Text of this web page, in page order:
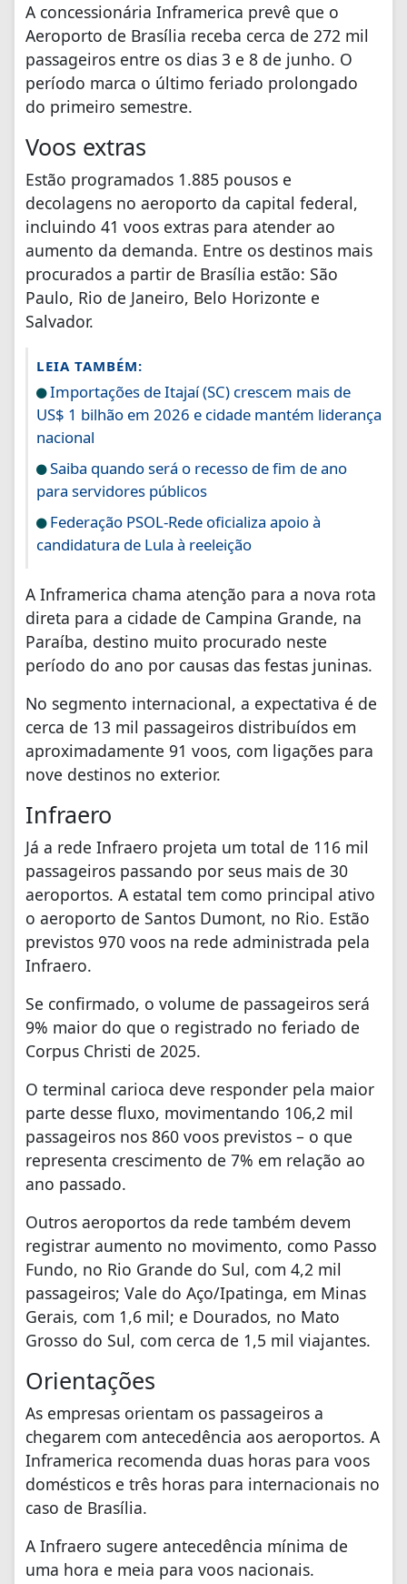
A concessionária Inframerica prevê que o
Aeroporto de Brasília receba cerca de 272 mil
passageiros entre os dias 3 e 8 de junho. O
período marca o último feriado prolongado
do primeiro semestre.
Voos extras
Estão programados 1.885 pousos e
decolagens no aeroporto da capital federal,
incluindo 41 voos extras para atender ao
aumento da demanda. Entre os destinos mais
procurados a partir de Brasília estão: São
Paulo, Rio de Janeiro, Belo Horizonte e
Salvador.
LEIA TAMBÉM:
Importações de Itajaí (SC) crescem mais de
US$ 1 bilhão em 2026 e cidade mantém liderança
nacional
Saiba quando será o recesso de fim de ano
para servidores públicos
Federação PSOL-Rede oficializa apoio à
candidatura de Lula à reeleição
A Inframerica chama atenção para a nova rota
direta para a cidade de Campina Grande, na
Paraíba, destino muito procurado neste
período do ano por causas das festas juninas.
No segmento internacional, a expectativa é de
cerca de 13 mil passageiros distribuídos em
aproximadamente 91 voos, com ligações para
nove destinos no exterior.
Infraero
Já a rede Infraero projeta um total de 116 mil
passageiros passando por seus mais de 30
aeroportos. A estatal tem como principal ativo
o aeroporto de Santos Dumont, no Rio. Estão
previstos 970 voos na rede administrada pela
Infraero.
Se confirmado, o volume de passageiros será
9% maior do que o registrado no feriado de
Corpus Christi de 2025.
O terminal carioca deve responder pela maior
parte desse fluxo, movimentando 106,2 mil
passageiros nos 860 voos previstos – o que
representa crescimento de 7% em relação ao
ano passado.
Outros aeroportos da rede também devem
registrar aumento no movimento, como Passo
Fundo, no Rio Grande do Sul, com 4,2 mil
passageiros; Vale do Aço/Ipatinga, em Minas
Gerais, com 1,6 mil; e Dourados, no Mato
Grosso do Sul, com cerca de 1,5 mil viajantes.
Orientações
As empresas orientam os passageiros a
chegarem com antecedência aos aeroportos. A
Inframerica recomenda duas horas para voos
domésticos e três horas para internacionais no
caso de Brasília.
A Infraero sugere antecedência mínima de
uma hora e meia para voos nacionais.